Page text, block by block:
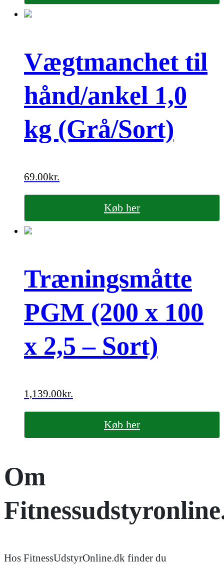
Vægtmanchet til
hånd/ankel 1,0
kg (Grå/Sort)
69.00kr.
Køb her
Træningsmåtte
PGM (200 x 100
x 2,5 – Sort)
1,139.00kr.
Køb her
Om
Hos FitnessUdstyrOnline.dk finder du